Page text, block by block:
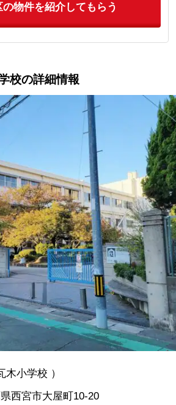
の物件を紹介してもらう
校の詳細情報
木小学校 ）
西宮市大屋町10-20